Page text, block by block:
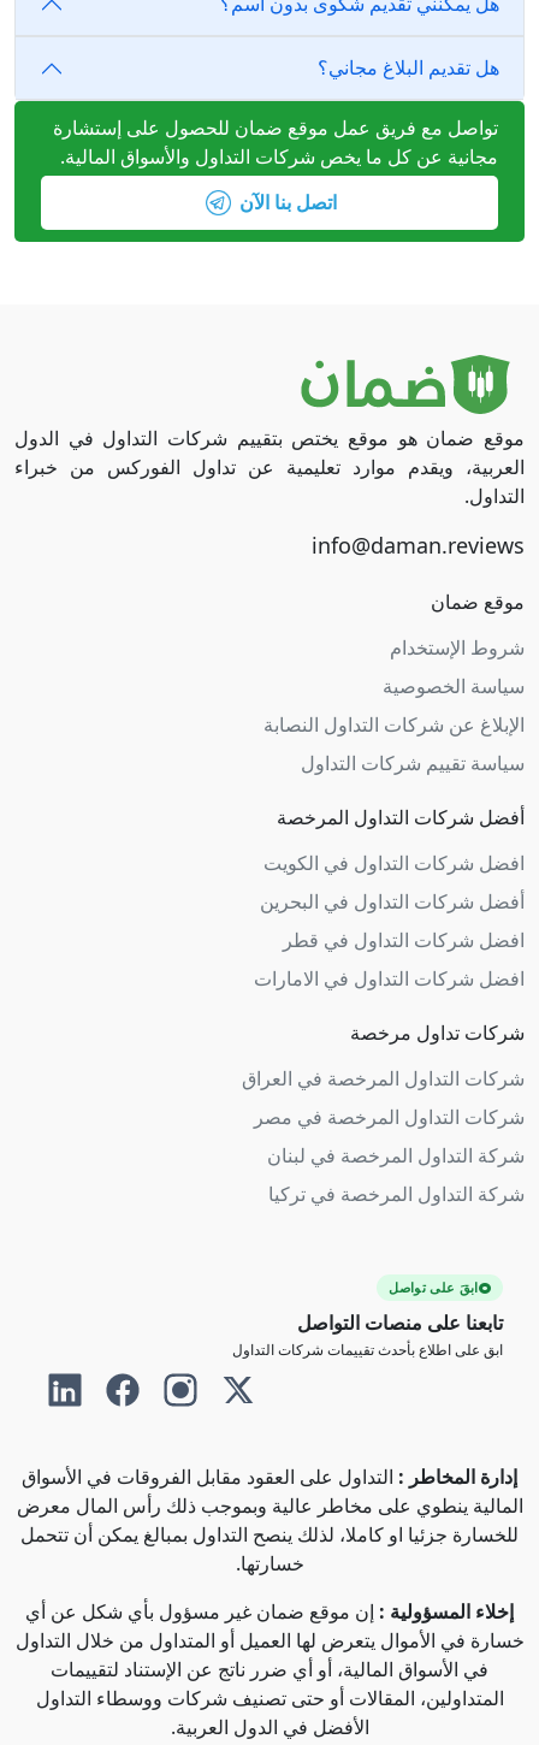
هل تقديم البلاغ مجاني؟
تواصل مع فريق عمل موقع ضمان للحصول على إستشارة
مجانية عن كل ما يخص شركات التداول والأسواق المالية.
اتصل بنا الآن
موقع ضمان هو موقع يختص بتقييم شركات التداول في الدول
العربية، ويقدم موارد تعليمية عن تداول الفوركس من خبراء
التداول.
موقع ضمان
شروط الإستخدام
سياسة الخصوصية
الإبلاغ عن شركات التداول النصابة
سياسة تقييم شركات التداول
أفضل شركات التداول المرخصة
افضل شركات التداول في الكويت
أفضل شركات التداول في البحرين
افضل شركات التداول في قطر
افضل شركات التداول في الامارات
شركات تداول مرخصة
شركات التداول المرخصة في العراق
شركات التداول المرخصة في مصر
شركة التداول المرخصة في لبنان
شركة التداول المرخصة في تركيا
ابقَ على تواصل
تابعنا على منصات التواصل
ابق على اطلاع بأحدث تقييمات شركات التداول
إدارة المخاطر : التداول على العقود مقابل الفروقات في الأسواق
المالية ينطوي على مخاطر عالية وبموجب ذلك رأس المال معرض
للخسارة جزئيا او كاملا، لذلك ينصح التداول بمبالغ يمكن أن تتحمل
خسارتها.
إخلاء المسؤولية : إن موقع ضمان غير مسؤول بأي شكل عن أي
خسارة في الأموال يتعرض لها العميل أو المتداول من خلال التداول
في الأسواق المالية، أو أي ضرر ناتج عن الإستناد لتقييمات
المتداولين، المقالات أو حتى تصنيف شركات ووسطاء التداول
الأفضل في الدول العربية.